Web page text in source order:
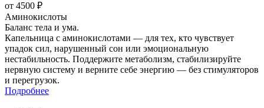
от 4500 ₽
Аминокислоты
Баланс тела и ума.
Капельница с аминокислотами — для тех, кто чувствует
упадок сил, нарушенный сон или эмоциональную
нестабильность. Поддержите метаболизм, стабилизируйте
нервную систему и верните себе энергию — без стимуляторов
и перегрузок.
Подробнее